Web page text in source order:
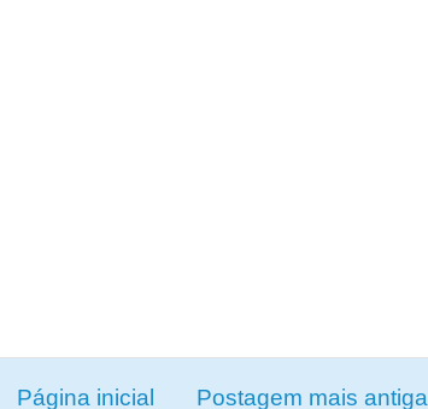
Postagem mais antiga
Página inicial